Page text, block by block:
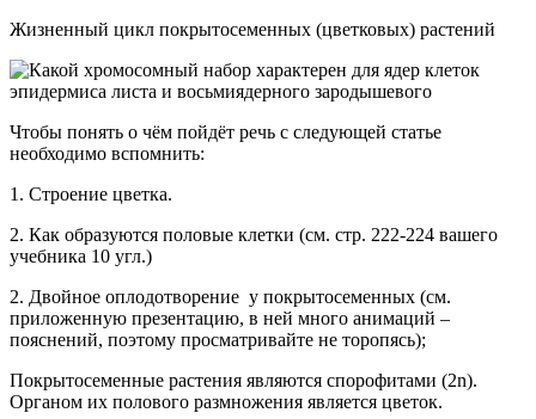
Жизненный цикл покрытосеменных (цветковых) растений
Чтобы понять о чём пойдёт речь с следующей статье
необходимо вспомнить:
1. Строение цветка.
2. Как образуются половые клетки (см. стр. 222-224 вашего
учебника 10 угл.)
2. Двойное оплодотворение у покрытосеменных (см.
приложенную презентацию, в ней много анимаций –
пояснений, поэтому просматривайте не торопясь);
Покрытосеменные растения являются спорофитами (2n).
Органом их полового размножения является цветок.